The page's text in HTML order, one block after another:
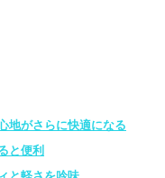
地がさらに快適になる
と便利